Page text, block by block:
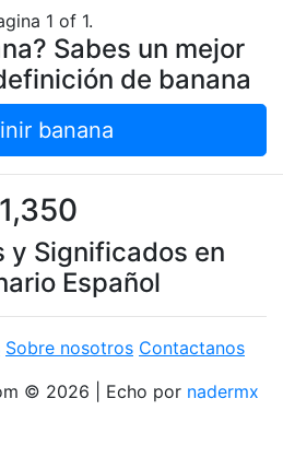
1 of 1.
Sabes un mejor
de banana
banana
1,350
y Significados en
Español
Sobre nosotros Contactanos
© 2026 | Echo por nadermx